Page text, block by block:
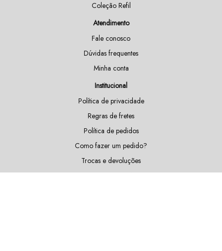
Coleção Refil
Atendimento
Fale conosco
Dúvidas frequentes
Minha conta
Institucional
Política de privacidade
Regras de fretes
Política de pedidos
Como fazer um pedido?
Trocas e devoluções
Doações e patrocínios